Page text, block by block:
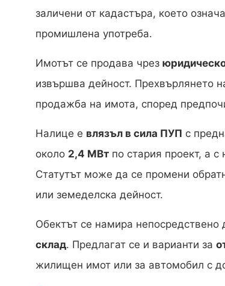
заличени от кадастъра, което
промишлена употреба.
Имотът се продава чрез
извършва дейност. Прехвърлянето
продажба на имота, според
Налице е влязъл в сила ПУП с
около 2,4 МВт по стария проект, а
Статутът може да се промени
или земеделска дейност.
Обектът се намира непосредствено
склад. Предлагат се и варианти за
жилищен имот или за автомобил с